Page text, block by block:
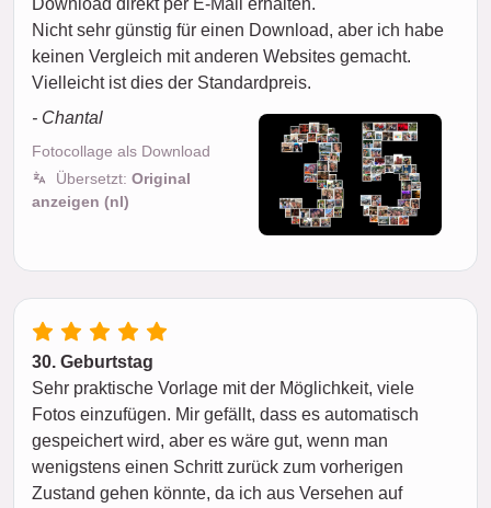
Download direkt per E-Mail erhalten.
Nicht sehr günstig für einen Download, aber ich habe
keinen Vergleich mit anderen Websites gemacht.
Vielleicht ist dies der Standardpreis.
- Chantal
Fotocollage als Download
Übersetzt: Original
anzeigen (nl)
30. Geburtstag
Sehr praktische Vorlage mit der Möglichkeit, viele
Fotos einzufügen. Mir gefällt, dass es automatisch
gespeichert wird, aber es wäre gut, wenn man
wenigstens einen Schritt zurück zum vorherigen
Zustand gehen könnte, da ich aus Versehen auf